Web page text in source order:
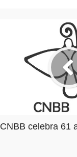
CNBB celebra 61